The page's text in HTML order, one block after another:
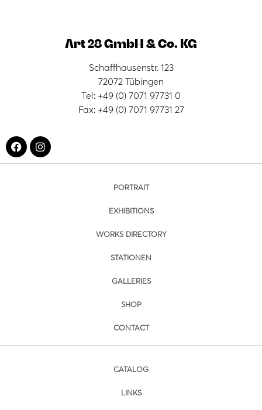
Art 28 GmbH & Co. KG
Schaffhausenstr. 123
72072 Tübingen
Tel: +49 (0) 7071 97731 0
Fax: +49 (0) 7071 97731 27
PORTRAIT
EXHIBITIONS
WORKS DIRECTORY
STATIONEN
GALLERIES
SHOP
CONTACT
CATALOG
LINKS